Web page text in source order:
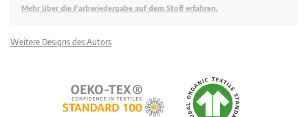
Mehr über die Farbwiedergabe auf dem Stoff erfahren.
Weitere Designs des Autors